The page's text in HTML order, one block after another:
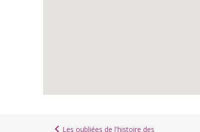
Les oubliées de l'histoire des